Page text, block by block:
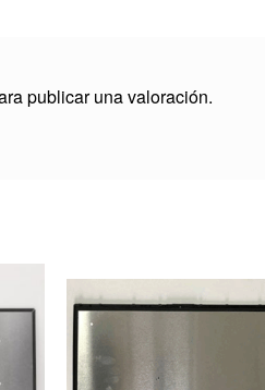
publicar una valoración.